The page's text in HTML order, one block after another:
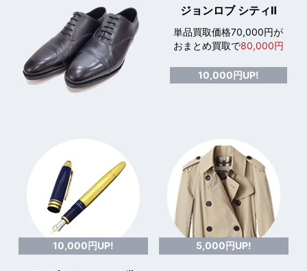
ジョンロブ シティⅡ
単品買取価格70,000円が
おまとめ買取で80,000円
10,000円UP!
10,000円UP! 5,000円UP!